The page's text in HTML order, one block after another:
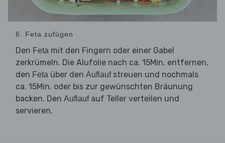
6. Feta zufügen
Den Feta mit den Fingern oder einer Gabel
zerkrümeln. Die Alufolie nach ca. 15Min. entfernen,
den Feta über den Auflaufstreuen und nochmals
ca. 15Min. oder bis zur gewünschten Bräunung
backen. Den Auflaufauf Teller verteilen und
servieren.